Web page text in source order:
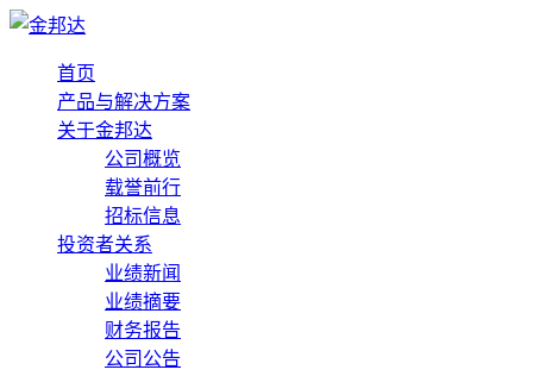
首页
产品与解决方案
关于金邦达
公司概览
载誉前行
招标信息
投资者关系
业绩新闻
业绩摘要
财务报告
公司公告